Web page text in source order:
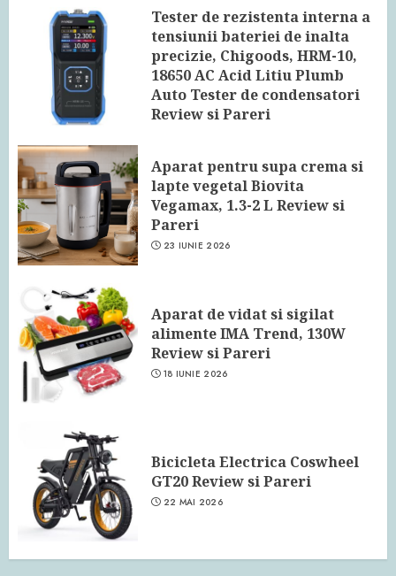
Tester de rezistenta interna a
tensiunii bateriei de inalta
precizie, Chigoods, HRM-10,
18650 AC Acid Litiu Plumb
Auto Tester de condensatori
Review si Pareri
Aparat pentru supa crema si
lapte vegetal Biovita
Vegamax, 1.3-2 L Review si
Pareri
23 IUNIE 2026
Aparat de vidat si sigilat
alimente IMA Trend, 130W
Review si Pareri
18 IUNIE 2026
Bicicleta Electrica Coswheel
GT20 Review si Pareri
22 MAI 2026